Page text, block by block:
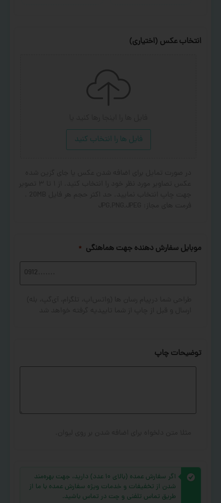
انتخاب عکس (اختیاری)
فایل ها را انتخاب کنید
موبایل سفارش دهنده جهت هماهنگی *
توضیحات چاپ
اگر سفارش عمده (بالای ۱۰ عدد) دارید، جهت بهره‌مند
شدن از تخفیفات و خدمات ویژه سفارش عمده با ما از
طریق تماس تلفنی و چت در تماس باشید.